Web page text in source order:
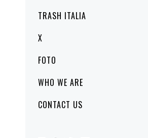
TRASH ITALIA
X
FOTO
WHO WE ARE
CONTACT US